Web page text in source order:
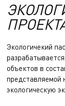
Экологичекий
объектов в
представляемой
экологическую